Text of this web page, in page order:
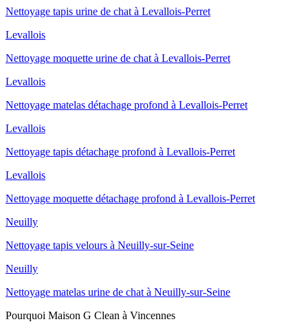
Nettoyage tapis urine de chat à Levallois-Perret
Levallois
Nettoyage moquette urine de chat à Levallois-Perret
Levallois
Nettoyage matelas détachage profond à Levallois-Perret
Levallois
Nettoyage tapis détachage profond à Levallois-Perret
Levallois
Nettoyage moquette détachage profond à Levallois-Perret
Neuilly
Nettoyage tapis velours à Neuilly-sur-Seine
Neuilly
Nettoyage matelas urine de chat à Neuilly-sur-Seine
Pourquoi Maison G Clean à Vincennes